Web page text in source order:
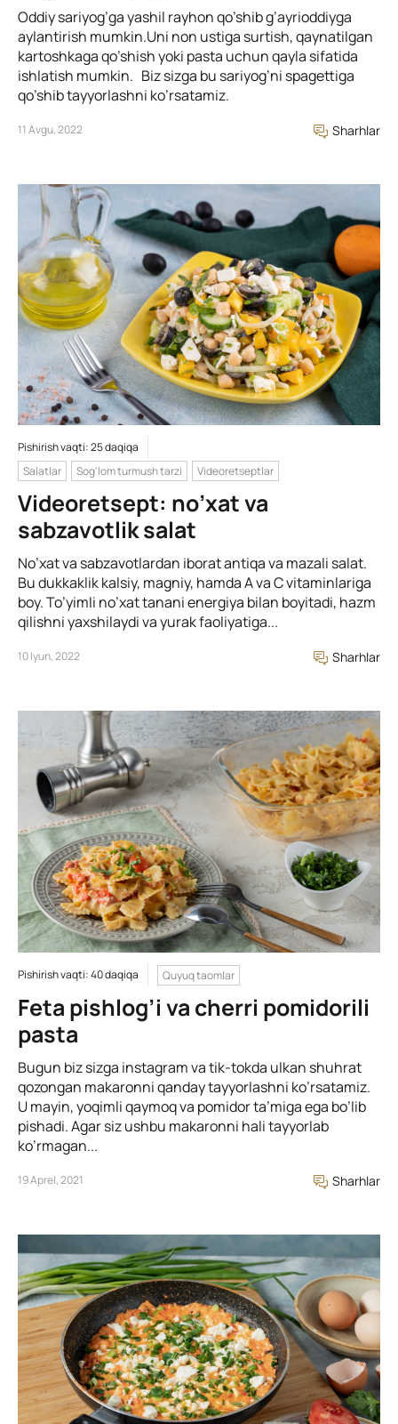
Oddiy sariyog’ga yashil rayhon qo’shib g’ayrioddiyga
aylantirish mumkin.Uni non ustiga surtish, qaynatilgan
kartoshkaga qo’shish yoki pasta uchun qayla sifatida
ishlatish mumkin. Biz sizga bu sariyog’ni spagettiga
qo’shib tayyorlashni ko’rsatamiz.
11 Avgu, 2022 Sharhlar
Pishirish vaqti: 25 daqiqa
Salatlar
Sog'lom turmush tarzi Videoretseptlar
Videoretsept: no’xat va
sabzavotlik salat
No’xat va sabzavotlardan iborat antiqa va mazali salat.
Bu dukkaklik kalsiy, magniy, hamda A va C vitaminlariga
boy. To’yimli no’xat tanani energiya bilan boyitadi, hazm
qilishni yaxshilaydi va yurak faoliyatiga...
10 Iyun, 2022 Sharhlar
Pishirish vaqti: 40 daqiqa Quyuq taomlar
Feta pishlog’i va cherri pomidorili
pasta
Bugun biz sizga instagram va tik-tokda ulkan shuhrat
qozongan makaronni qanday tayyorlashni ko’rsatamiz.
U mayin, yoqimli qaymoq va pomidor ta’miga ega bo’lib
pishadi. Agar siz ushbu makaronni hali tayyorlab
ko’rmagan...
19 Aprel, 2021 Sharhlar